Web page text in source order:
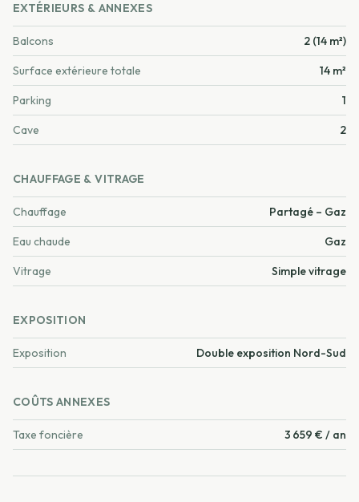
EXTÉRIEURS & ANNEXES
Balcons 2 (14 m²)
Surface extérieure totale 14 m²
Parking 1
Cave 2
CHAUFFAGE & VITRAGE
Chauffage Partagé – Gaz
Eau chaude Gaz
Vitrage Simple vitrage
EXPOSITION
Exposition Double exposition Nord-Sud
COÛTS ANNEXES
Taxe foncière 3 659 € / an